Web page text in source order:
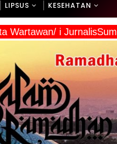
LIPSUS KESEHATAN
Wartawan/ i